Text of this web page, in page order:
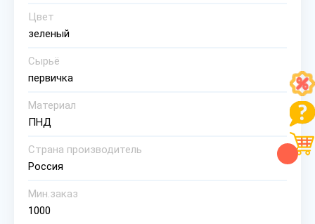
Цвет
зеленый
Сырьё
первичка
Материал
ПНД
Страна производитель
Россия
Мин.заказ
1000